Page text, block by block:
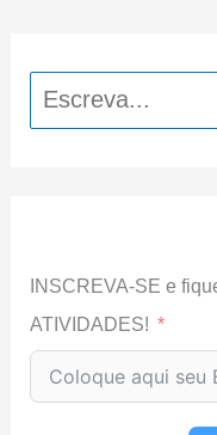
Pesquisar
INSCREVA-SE e
ATIVIDADES!